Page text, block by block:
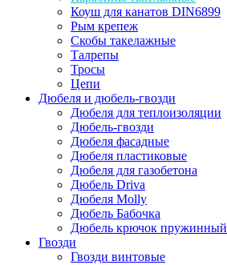
Коуш для канатов DIN6899
Рым крепеж
Скобы такелажные
Талрепы
Тросы
Цепи
Дюбеля и дюбель-гвозди
Дюбеля для теплоизоляции
Дюбель-гвозди
Дюбеля фасадные
Дюбеля пластиковые
Дюбеля для газобетона
Дюбель Driva
Дюбеля Molly
Дюбель Бабочка
Дюбель крючок пружинный
Гвозди
Гвозди винтовые